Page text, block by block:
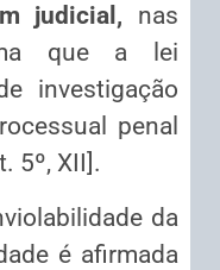
judicial, nas
que a lei
investigação
penal
5º, XII].
da
é afirmada